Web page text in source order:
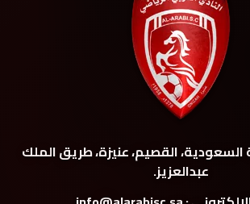
السعودية، القصيم، عنيزة، طريق الملك
عبدالعزيز.